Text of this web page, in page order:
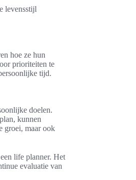
levensstijl
hoe ze hun
prioriteiten te
tijd.
doelen.
kunnen
groei, maar ook
life planner. Het
evaluatie van